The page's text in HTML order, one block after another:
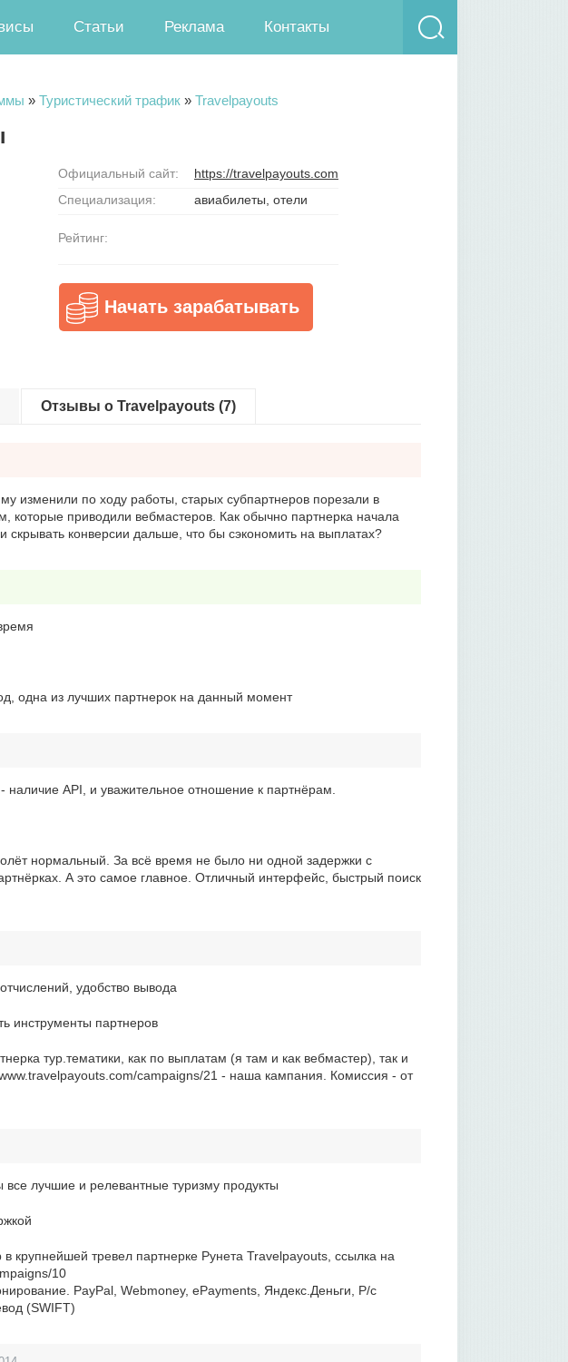
Статьи Реклама Контакты
» Туристический трафик » Travelpayouts
Официальный сайт:
https://travelpayouts.com
Специализация:
авиабилеты отели
Рейтинг:
Начать зарабатывать
Отзывы о Travelpayouts (7)
изменили по ходу работы, старых субпартнеров порезали в
которые приводили вебмастеров. Как обычно партнерка начала
скрывать конверсии дальше, что бы сэкономить на выплатах?
одна из лучших партнерок на данный момент
наличие API, и уважительное отношение к партнёрам.
нормальный. За всё время не было ни одной задержки с
А это самое главное. Отличный интерфейс, быстрый поиск
удобство вывода
инструменты партнеров
тур.тематики, как по выплатам (я там и как вебмастер), так и
campaigns/21 - наша кампания. Комиссия - от
лучшие и релевантные туризму продукты
крупнейшей тревел партнерке Рунета Travelpayouts, ссылка на
10
PayPal, Webmoney, ePayments, Яндекс.Деньги, Р/с
(SWIFT)